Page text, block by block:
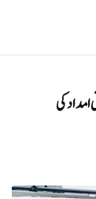
کی